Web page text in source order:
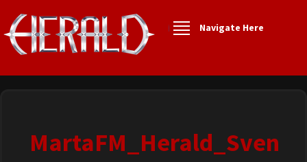
Navigate Here
MartaFM_Herald_Sven